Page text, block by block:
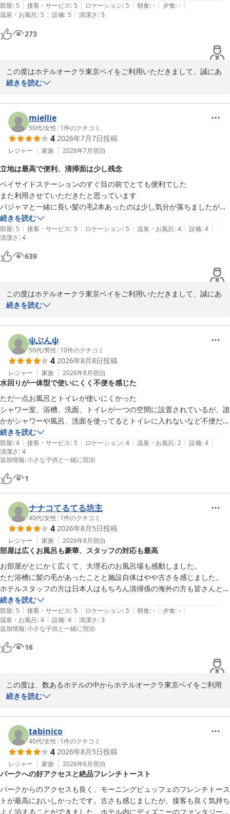
部屋: 5 | 接客・サービス: 5 | ロケーション: 5 | 朝食: - | 夕食: - |
温泉・お風呂: 5 | 設備: 5 | 清潔さ: 5
273
この度はホテルオークラ東京ベイをご利用いただきまして、誠にあ
りがとうございました。ご滞在中は、客室からの眺望とともに、心
ます。お客様に心からお寛ぎいただける空間づくりを追求しており
ますので、このようなお褒めの言葉をいただき深く感謝申し上げま
す。今後とも、ご期待に添えるよう、より一層のおもてなしと心地
よい空間の維持に邁進してまいります。またお目にかかれます日を
スタッフ一同心よりお待ち申し上げております。ご投稿ありがとう
2026-07-27
続きを読む
miellie
50代/女性 | 1件のクチコミ
4 2026年7月7日投稿
レジャー 家族 2026年7月宿泊
立地は最高で便利、清掃面は少し残念
ベイサイドステーションのすぐ目の前でとても便利でした
また利用させていただきたと思っています
パジャマと一緒に長い髪の毛2本あったのは少し気分が落ちましたが、
他はとてキレイでした
続きを読む
部屋: 5 | 接客・サービス: 5 | ロケーション: 5 | 温泉・お風呂: 4 | 設備: 4 |
清潔さ: 4
639
この度はホテルオークラ東京ベイをご利用いただきまして、誠にあ
りがとうございました。アクセスの良さに温かいお言葉を賜り、大
ていたとのこと、ご不快な念をおかけいたしましたことを深くお詫
び申し上げます。日頃より客室の清掃および衛生管理には細心の注
意を払っておりますが、今回のような不備が発生いたしましたこと
は、確認不足に他なりません。せっかくのご滞在がこのようなお気
持ちをいだかせてしまいました事、誠に申し訳ございませんでし
た。今後は、清掃時のダブルチェック体制を改めて見直し、清潔で
安心な客室の提供に全力を尽くしてまいります。このような至らな
い点があったにもかかわらず、「また利用したい」という大変有り
難いお言葉をいただき、感謝申し上げます。次回ご来館の際には、
心からご満足いただけるひとときをお過ごしいただけますよう、万
全の準備でお迎えしてまいります。またお目にかかれます日をスタ
ッフ一同心よりお待ち申し上げております。ご投稿ありがとうござ
いました。
ホテルオークラ東京ベイ
2026-07-09
続きを読む
ψぶんψ
50代/男性 | 10件のクチコミ
4 2026年8月8日投稿
レジャー 家族 2026年8月宿泊
水回りが一体型で使いにくく不便を感じた
ただ一点お風呂とトイレが使いにくかった
シャワー室、浴槽、洗面、トイレが一つの空間に設置されているが、誰
かがシャワーや風呂、洗面を使ってるとトイレに入れないなど不便だと
思った。
洋風な作りなので仕方ないかな？
それ以外は満足してます
続きを読む
部屋: 4 | 接客・サービス: 5 | ロケーション: 4 | 温泉・お風呂: 2 | 設備: 4 |
清潔さ: 4
追加情報:小さな子供と一緒に宿泊
1
ナナコてるてる坊主
40代/女性 | 1件のクチコミ
4 2026年8月5日投稿
レジャー 家族 2026年8月宿泊
部屋は広くお風呂も豪華、スタッフの対応も最高
お部屋がとにかく広くて、大理石のお風呂場も感動しました。
ただ浴槽に髪の毛があったことと施設自体はやや古さを感じました。
ホテルスタッフの方は日本人はもちろん清掃係の海外の方も皆さんとて
も感じの良い方しか居ませんでした。
続きを読む
部屋: 5 | 接客・サービス: 5 | ロケーション: 5 | 朝食: - | 夕食: - |
温泉・お風呂: 4 | 設備: 4 | 清潔さ: 3
追加情報:小さな子供と一緒に宿泊
16
この度は、数あるホテルの中からホテルオークラ東京ベイをご利用
いただきまして、誠にありがとうございました。浴槽内に髪の毛が
び申し上げます。今後はより一層、清掃時のダブルチェックを徹底
し、清潔なお部屋でお迎えできるよう努めてまいります。また、施
設の経年劣化につきましても、日々のメンテナンスを強化し、快適
にお過ごしいただけるよう維持・管理を行ってまいります。そのよ
うな中で、スタッフの対応について「感じの良い方しか居なかっ
た」とお褒めの言葉をいただき、大変うれしく思います。今後も心
地よいサービスを提供出来ますよう日々精進してまいります。また
お目にかかれます日をスタッフ一同心よりお待ち申し上げておりま
す。ご投稿ありがとうございました。
続きを読む
tabinico
40代/女性 | 1件のクチコミ
4 2026年8月5日投稿
レジャー 家族 2026年6月宿泊
パークへの好アクセスと絶品フレンチトースト
パークからのアクセスも良く、モーニングビュッフェのフレンチトース
トが最高においしかったです。古さも感じましたが、接客も良く気持ち
よく泊まることができました。ホテル内にディズニーのファンタジーシ